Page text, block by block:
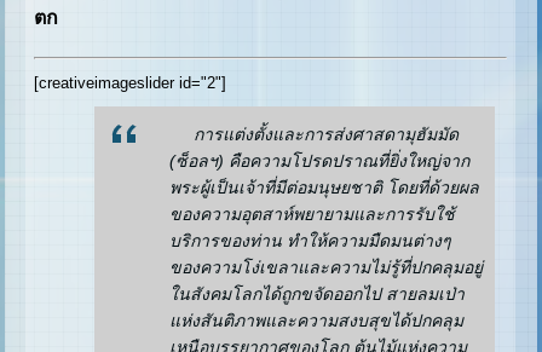
ตก
[creativeimageslider id="2"]
การแต่งตั้งและการส่งศาสดามุฮัมมัด
(ซ็อลฯ) คือความโปรดปราณที่ยิ่งใหญ่จาก
พระผู้เป็นเจ้าที่มีต่อมนุษยชาติ โดยที่ด้วยผล
ของความอุตสาห์พยายามและการรับใช้
บริการของท่าน ทำให้ความมืดมนต่างๆ
ของความโง่เขลาและความไม่รู้ที่ปกคลุมอยู่
ในสังคมโลกได้ถูกขจัดออกไป สายลมเป่า
แห่งสันติภาพและความสงบสุขได้ปกคลุม
เหนือบรรยากาศของโลก ต้นไม้แห่งความ